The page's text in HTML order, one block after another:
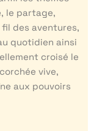
le partage,
des aventures,
quotidien ainsi
croisé le
vive,
aux pouvoirs